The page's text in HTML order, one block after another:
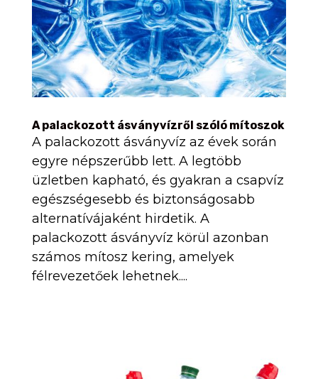
A palackozott ásványvízről szóló mítoszok
A palackozott ásványvíz az évek során
egyre népszerűbb lett. A legtöbb
üzletben kapható, és gyakran a csapvíz
egészségesebb és biztonságosabb
alternatívájaként hirdetik. A
palackozott ásványvíz körül azonban
számos mítosz kering, amelyek
félrevezetőek lehetnek....